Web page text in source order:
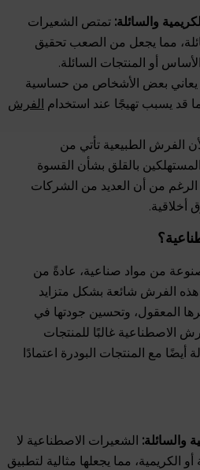
والسائلة: تمتص الشعيرات
مما يجعل من الصعب تحقيق
أو المنتجات السائلة.
يعاني بعض الأشخاص من حساسية
قد يسبب تهيجًا عند استخدام الفرش
الفرش الطبيعية تأتي من
بالقلق بشأن القسوة
الرغم من أن العديد من الشركات
من مواد صناعية، عادةً من
هذه الفرش شائعة بشكل متزايد
المعقول، وتحسين جودتها في
الاصطناعية غالبًا للمنتجات
أيضًا مع المنتجات البودرة اعتمادًا
والسائلة: الشعيرات الاصطناعية لا
الكريمية، مما يجعلها مثالية لتطبيق